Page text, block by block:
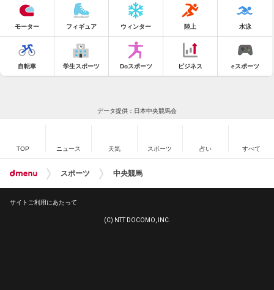
モーター フィギュア ウィンター 陸上 水泳
自転車 学生スポーツ Doスポーツ ビジネス eスポーツ
データ提供：日本中央競馬会
TOP ニュース 天気 スポーツ 占い すべて
スポーツ 中央競馬
サイトご利用にあたって
(C) NTT DOCOMO, INC.